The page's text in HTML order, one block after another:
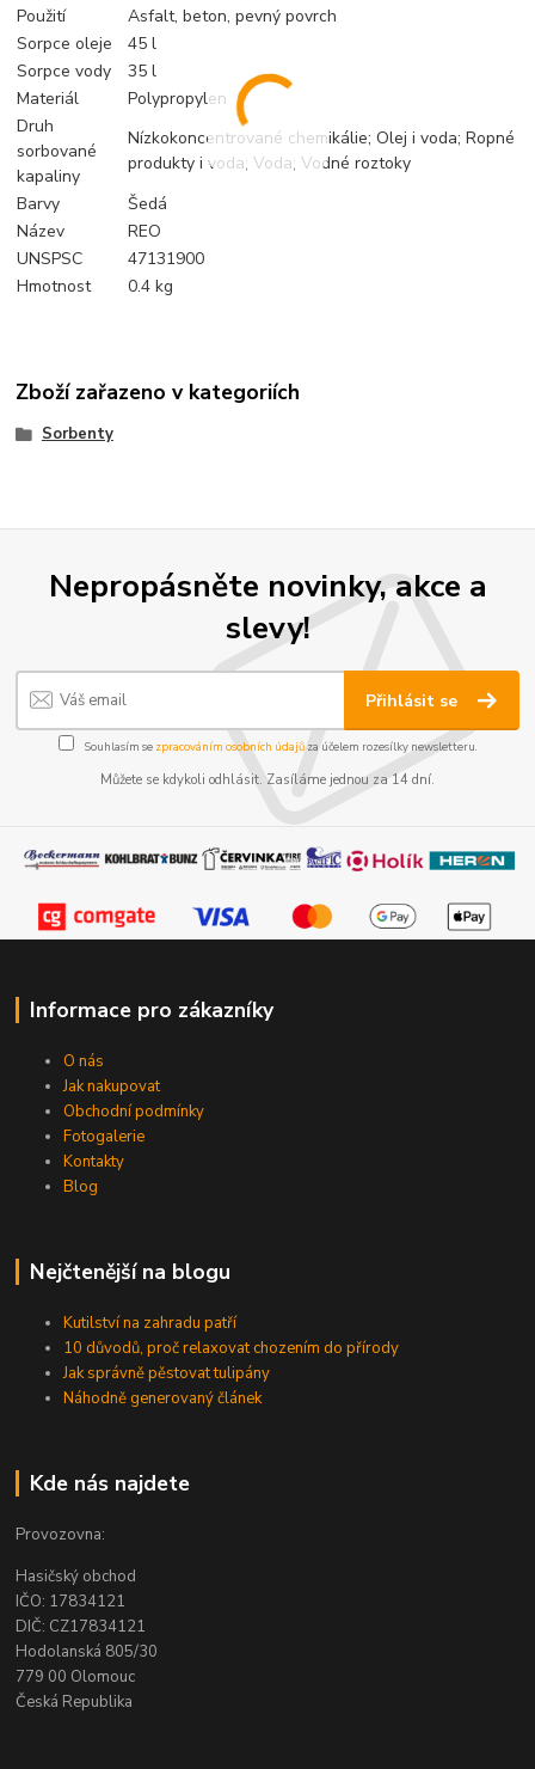
Použití
Asfalt, beton, pevný povrch
Sorpce oleje
45 l
Sorpce vody
35 l
Materiál
Polypropylen
Druh
sorbované
kapaliny
Nízkokoncentrované chemikálie; Olej i voda; Ropné
produkty i voda; Voda; Vodné roztoky
Barvy
Šedá
Název
REO
UNSPSC
47131900
Hmotnost
0.4 kg
Zboží zařazeno v kategoriích
Sorbenty
Nepropásněte novinky, akce a
slevy!
Přihlásit se
Souhlasím se zpracováním osobních údajůza účelem rozesílky newsletteru.
Můžete se kdykoli odhlásit. Zasíláme jednou za 14 dní.
Informace pro zákazníky
O nás
Jak nakupovat
Obchodní podmínky
Fotogalerie
Kontakty
Blog
Nejčtenější na blogu
Kutilství na zahradu patří
10 důvodů, proč relaxovat chozením do přírody
Jak správně pěstovat tulipány
Náhodně generovaný článek
Kde nás najdete
Provozovna:
Hasičský obchod
IČO: 17834121
DIČ: CZ17834121
Hodolanská 805/30
779 00 Olomouc
Česká Republika